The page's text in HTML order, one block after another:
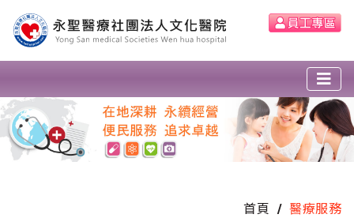
首頁 醫療服務